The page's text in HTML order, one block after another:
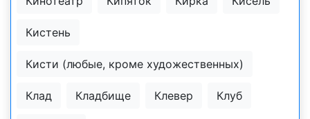
Кистень
Кисти (любые, кроме художественных)
Клад Кладбище Клевер Клуб